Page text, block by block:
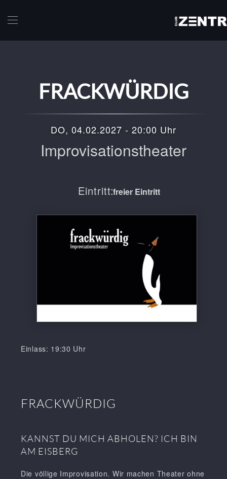
FRACKWÜRDIG
DO, 04.02.2027 - 20:00 Uhr
Improvisationstheater
Eintritt:freier Eintritt
Einlass: 19:30 Uhr
FRACKWÜRDIG
KANNST DU MICH ABHOLEN? ICH BIN
AM EISBERG
Die völlige Improvisation. Wir machen Theater ohne